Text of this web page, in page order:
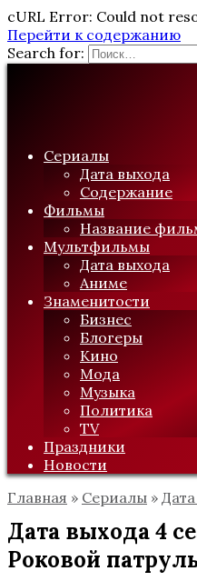
cURL Error: Could not
Перейти к содержанию
Search for:
Сериалы
Дата выхода
Содержание
Фильмы
Название
Мультфильмы
Дата выхода
Аниме
Знаменитости
Бизнес
Блогеры
Кино
Мода
Музыка
Политика
TV
Праздники
Новости
Главная » Сериалы »
Дата выхода 4
Роковой